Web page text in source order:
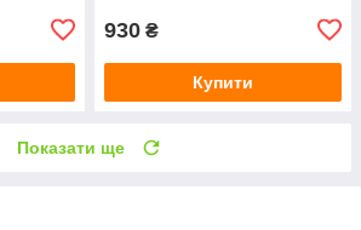
930 ₴
Купити
Показати ще